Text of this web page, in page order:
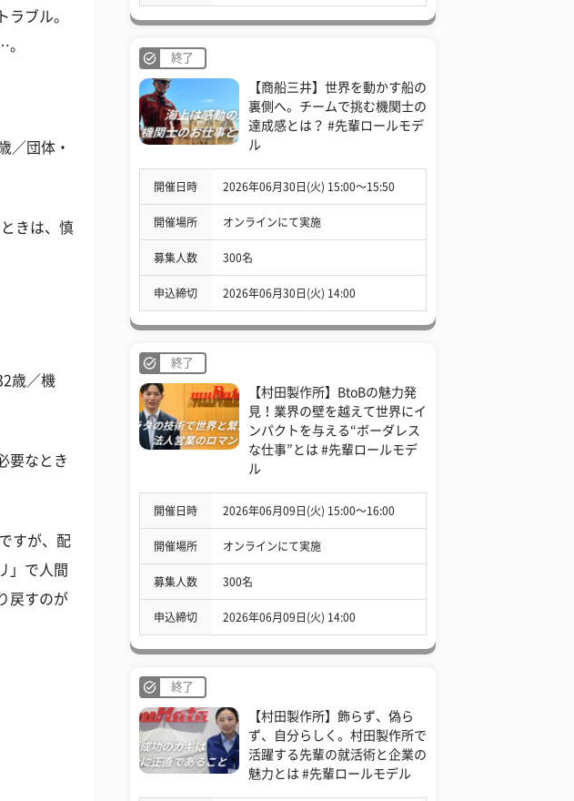
ラブル。
。
／団体・
きは、慎
歳／機
要なとき
すが、配
」で人間
戻すのが
終了
【商船三井】世界を動かす船の
裏側へ。チームで挑む機関士の
達成感とは？ #先輩ロールモデ
ル
開催日時 2026年06月30日(火) 15:00〜15:50
開催場所 オンラインにて実施
募集人数 300名
申込締切 2026年06月30日(火) 14:00
終了
【村田製作所】BtoBの魅力発
見！業界の壁を越えて世界にイ
ンパクトを与える“ボーダレス
な仕事”とは #先輩ロールモデ
ル
開催日時 2026年06月09日(火) 15:00〜16:00
開催場所 オンラインにて実施
募集人数 300名
申込締切 2026年06月09日(火) 14:00
終了
【村田製作所】飾らず、偽ら
ず、自分らしく。村田製作所で
活躍する先輩の就活術と企業の
魅力とは #先輩ロールモデル